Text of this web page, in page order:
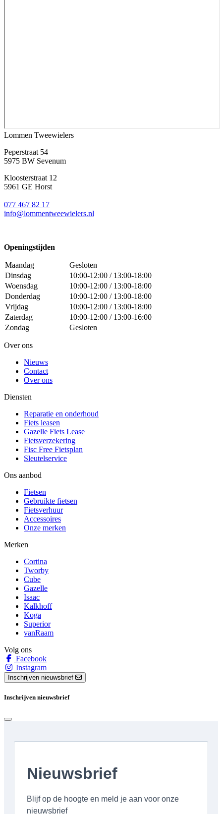
Lommen Tweewielers
Peperstraat 54
5975 BW Sevenum
Kloosterstraat 12
5961 GE Horst
077 467 82 17
info@lommentweewielers.nl
Openingstijden
Maandag
Gesloten
Dinsdag
10:00-12:00 / 13:00-18:00
Woensdag
10:00-12:00 / 13:00-18:00
Donderdag
10:00-12:00 / 13:00-18:00
Vrijdag
10:00-12:00 / 13:00-18:00
Zaterdag
10:00-12:00 / 13:00-16:00
Zondag
Gesloten
Over ons
Nieuws
Contact
Over ons
Diensten
Reparatie en onderhoud
Fiets leasen
Gazelle Fiets Lease
Fietsverzekering
Fisc Free Fietsplan
Sleutelservice
Ons aanbod
Fietsen
Gebruikte fietsen
Fietsverhuur
Accessoires
Onze merken
Merken
Cortina
Tworby
Cube
Gazelle
Isaac
Kalkhoff
Koga
Superior
vanRaam
Volg ons
Facebook
Instagram
Inschrijven nieuwsbrief
Inschrijven nieuwsbrief